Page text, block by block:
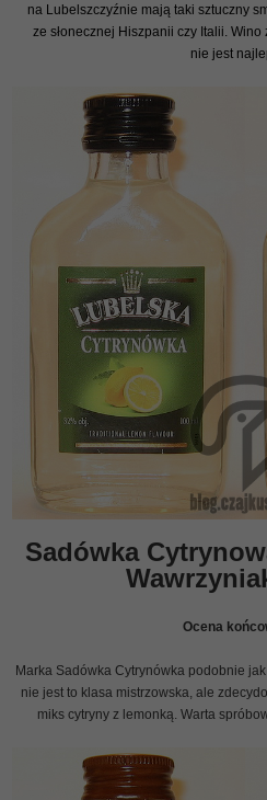
na Lubelszczyźnie mają taki sztuczny
ze słonecznej Hiszpanii czy Italii.
nie jest
Sadówka
Ocena
Marka Sadówka Cytrynówka podobnie
nie jest to klasa mistrzowska, ale
miks cytryny z lemonką. Warta